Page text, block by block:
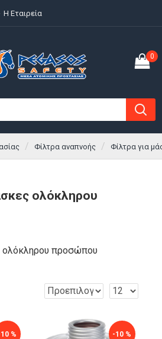
H Εταιρεία
0
Φίλτρα αναπνοής Φίλτρα για
ολόκληρου
ολόκληρου προσώπου
% -10 %